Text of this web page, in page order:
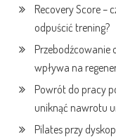
Recovery Score –
odpuścić trening?
Przebodźcowanie
wpływa na
Powrót do pracy
uniknąć nawrotu
Pilates przy